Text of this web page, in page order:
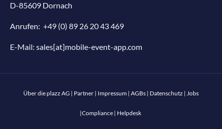
D-85609 Dornach
Anrufen: +49 (0) 89 26 20 43 469
E-Mail: sales[at]mobile-event-app.com
Über die plazz AG | Partner | Impressum | AGBs | Datenschutz | Jobs
|Compliance | Helpdesk